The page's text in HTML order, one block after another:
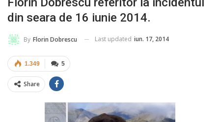
din seara de 16 iunie 2014.
By Florin Dobrescu Last updated iun. 17, 2014
5
1.349
Share